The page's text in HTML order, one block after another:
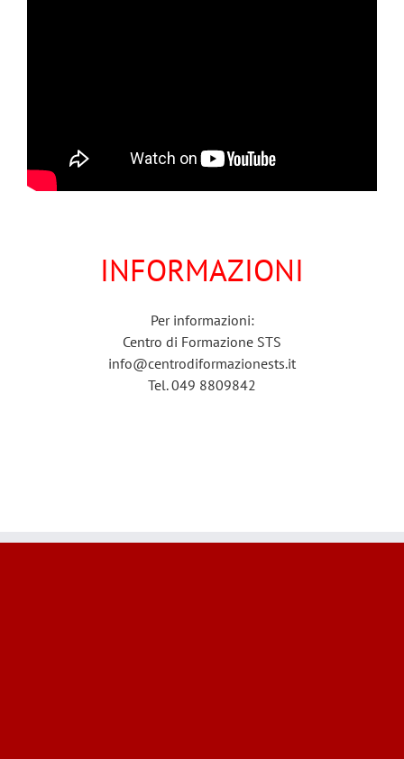
INFORMAZIONI
Per informazioni:
Centro di Formazione STS
info@centrodiformazionests.it
Tel. 049 8809842